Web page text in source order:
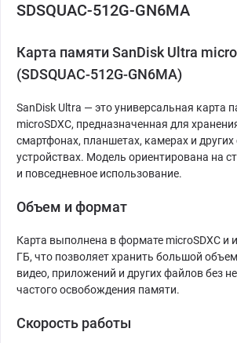
SDSQUAC-512G-GN6MA
Карта памяти SanDisk Ultra
(SDSQUAC-512G-GN6MA)
SanDisk Ultra — это универсальная карта
microSDXC, предназначенная для
смартфонах, планшетах, камерах и
устройствах. Модель ориентирована на
и повседневное использование.
Объем и формат
Карта выполнена в формате microSDXC и
ГБ, что позволяет хранить большой
видео, приложений и других файлов без
частого освобождения памяти.
Скорость работы